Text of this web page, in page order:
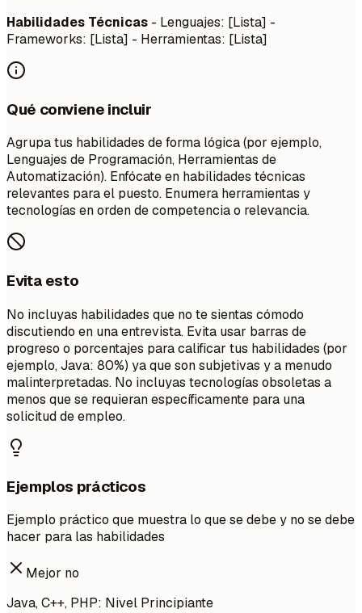
Habilidades Técnicas - Lenguajes: [Lista] -
Frameworks: [Lista] - Herramientas: [Lista]
Qué conviene incluir
Agrupa tus habilidades de forma lógica (por ejemplo,
Lenguajes de Programación, Herramientas de
Automatización). Enfócate en habilidades técnicas
relevantes para el puesto. Enumera herramientas y
tecnologías en orden de competencia o relevancia.
Evita esto
No incluyas habilidades que no te sientas cómodo
discutiendo en una entrevista. Evita usar barras de
progreso o porcentajes para calificar tus habilidades (por
ejemplo, Java: 80%) ya que son subjetivas y a menudo
malinterpretadas. No incluyas tecnologías obsoletas a
menos que se requieran específicamente para una
solicitud de empleo.
Ejemplos prácticos
Ejemplo práctico que muestra lo que se debe y no se debe
hacer para las habilidades
Mejor no
Java, C++, PHP: Nivel Principiante